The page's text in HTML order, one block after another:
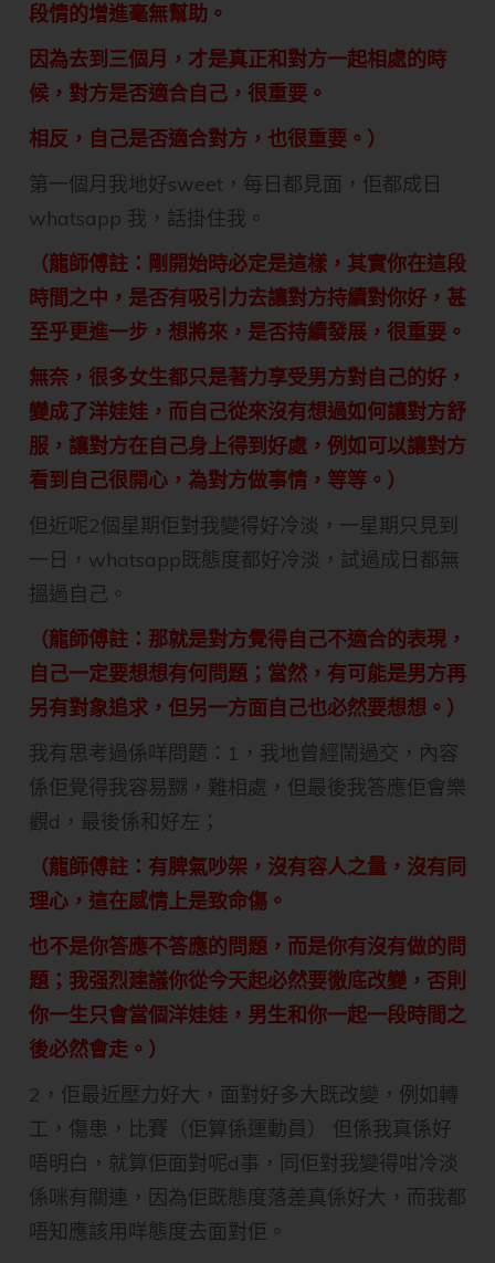
段情的增進毫無幫助。
因為去到三個月，才是真正和對方一起相處的時
候，對方是否適合自己，很重要。
相反，自己是否適合對方，也很重要。）
第一個月我地好sweet，每日都見面，佢都成日
whatsapp 我，話掛住我。
（龍師傅註：剛開始時必定是這樣，其實你在這段
時間之中，是否有吸引力去讓對方持續對你好，甚
至乎更進一步，想將來，是否持續發展，很重要。
無奈，很多女生都只是著力享受男方對自己的好，
變成了洋娃娃，而自己從來沒有想過如何讓對方舒
服，讓對方在自己身上得到好處，例如可以讓對方
看到自己很開心，為對方做事情，等等。）
但近呢2個星期佢對我變得好冷淡，一星期只見到
一日，whatsapp既態度都好冷淡，試過成日都無
搵過自己。
（龍師傅註：那就是對方覺得自己不適合的表現，
自己一定要想想有何問題；當然，有可能是男方再
另有對象追求，但另一方面自己也必然要想想。）
我有思考過係咩問題：1，我地曾經鬧過交，內容
係佢覺得我容易嬲，難相處，但最後我答應佢會樂
觀d，最後係和好左；
（龍師傅註：有脾氣吵架，沒有容人之量，沒有同
理心，這在感情上是致命傷。
也不是你答應不答應的問題，而是你有沒有做的問
題；我强烈建議你從今天起必然要徹底改變，否則
你一生只會當個洋娃娃，男生和你一起一段時間之
後必然會走。）
2，佢最近壓力好大，面對好多大既改變，例如轉
工，傷患，比賽（佢算係運動員） 但係我真係好
唔明白，就算佢面對呢d事，同佢對我變得咁冷淡
係咪有關連，因為佢既態度落差真係好大，而我都
唔知應該用咩態度去面對佢。